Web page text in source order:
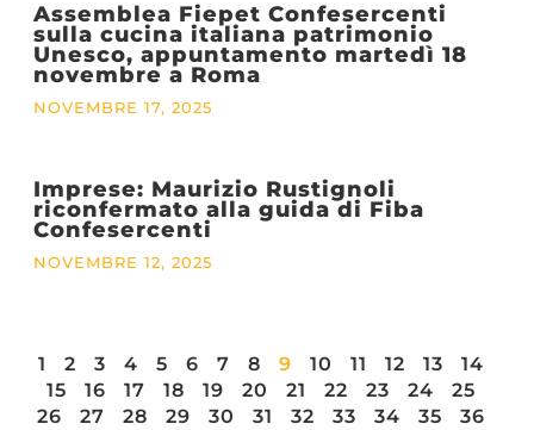
Assemblea Fiepet Confesercenti
sulla cucina italiana patrimonio
Unesco, appuntamento martedì 18
novembre a Roma
NOVEMBRE 17, 2025
Imprese: Maurizio Rustignoli
riconfermato alla guida di Fiba
Confesercenti
NOVEMBRE 12, 2025
1 2 3 4 5 6 7 8 9 10 11 12 13
14
15
16 17 18 19 20 21 22 23 24
25
26
27 28 29 30 31 32 33 34 35
36